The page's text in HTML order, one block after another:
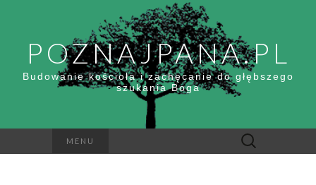
POZNAJPANA.PL
Budowanie kościoła i zachęcanie do głębszego
szukania Boga
MENU Szukaj: